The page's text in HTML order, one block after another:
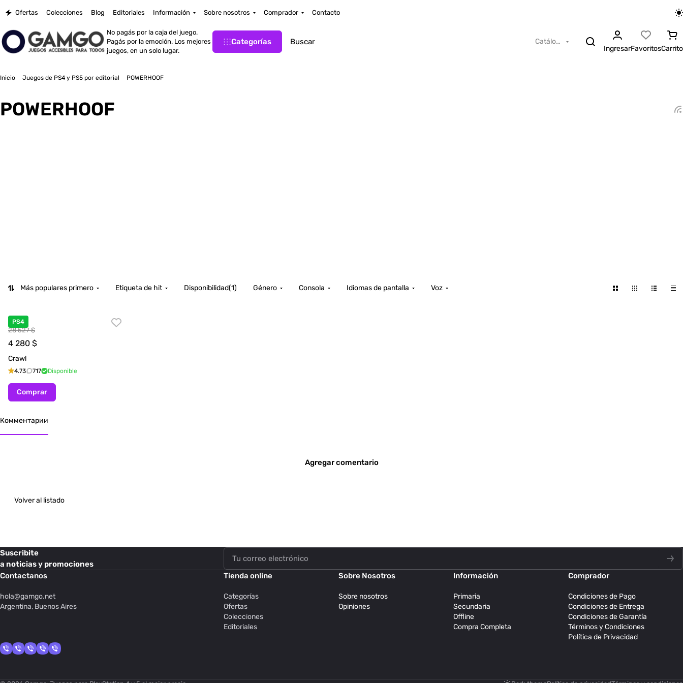
Ofertas Colecciones Blog Editoriales Información Sobre nosotros Comprador Contacto
No pagás por la caja del juego.
Pagás por la emoción. Los mejores
juegos, en un solo lugar.
Categorías
Catálogo
IngresarFavoritosCarrito
Inicio Juegos de PS4 y PS5 por editorial POWERHOOF
POWERHOOF
Más populares primero Etiqueta de hit Disponibilidad(1) Género Consola Idiomas de pantalla Voz
PS4
28 527 $
4 280 $
Crawl
4.73 717 Disponible
Comprar
Комментарии
Agregar comentario
Volver al listado
Suscribite
a noticias y promociones
Contactanos
hola@gamgo.net
Argentina, Buenos Aires
Tienda online
Categorías
Ofertas
Colecciones
Editoriales
Sobre Nosotros
Sobre nosotros
Opiniones
Información
Primaria
Secundaria
Offline
Compra Completa
Comprador
Condiciones de Pago
Condiciones de Entrega
Condiciones de Garantía
Términos y Condiciones
Política de Privacidad